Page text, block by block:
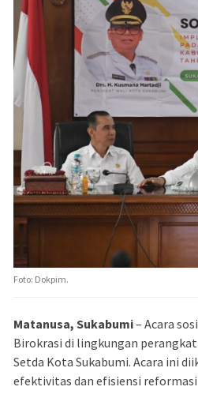
Foto: Dokpim.
Matanusa, Sukabumi– Acara
Birokrasi di lingkungan
Setda Kota Sukabumi. Acara ini
efektivitas dan efisiensi reformasi